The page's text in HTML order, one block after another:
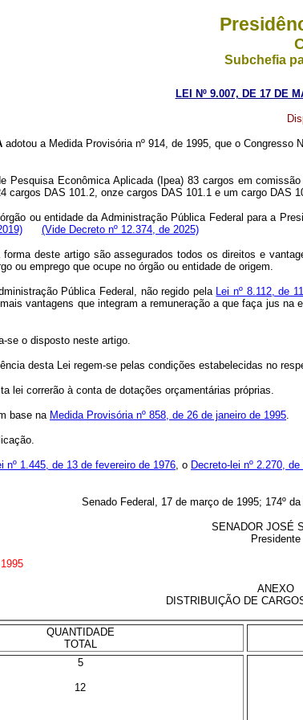
Subchefia
LEI Nº 9.007, DE 17 DE
adotou a Medida Provisória nº 914, de 1995, que o Congresso
Pesquisa Econômica Aplicada (Ipea) 83 cargos em
cargos DAS 101.2, onze cargos DAS 101.1 e um cargo DAS
ou entidade da Administração Pública Federal para a
(Vide Decreto nº 12.374, de 2025)
deste artigo são assegurados todos os direitos e
ou emprego que ocupe no órgão ou entidade de origem.
Pública Federal, não regido pela Lei nº 8.112, de
vantagens que integram a remuneração a que faça jus
se o disposto neste artigo.
desta Lei regem-se pelas condições estabelecidas no
lei correrão à conta de dotações orçamentárias próprias.
base na Medida Provisória nº 858, de 26 de janeiro de 1995.
nº 1.445, de 13 de fevereiro de 1976, o Decreto-lei nº 2.270,
Senado Federal, 17 de março de 1995; 174º
SENADOR JOSÉ
Presidente
ANEXO
DISTRIBUIÇÃO DE
QUANTIDADE
TOTAL
5
12